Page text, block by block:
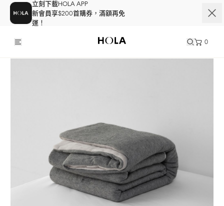
立刻下載HOLA APP
新會員享$200首購券，滿額再免
運！
0